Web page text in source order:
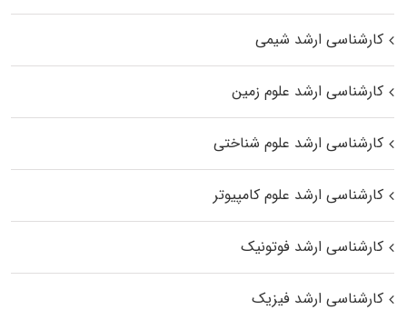
کارشناسی ارشد شیمی
کارشناسی ارشد علوم زمین
کارشناسی ارشد علوم شناختی
کارشناسی ارشد علوم کامپیوتر
کارشناسی ارشد فوتونیک
کارشناسی ارشد فیزیک